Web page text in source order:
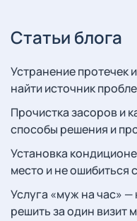
Статьи блога
Устранение протечек
найти источник
Прочистка засоров и
способы решения и
Установка
место и не ошибиться
Услуга «муж на час»
решить за один визит